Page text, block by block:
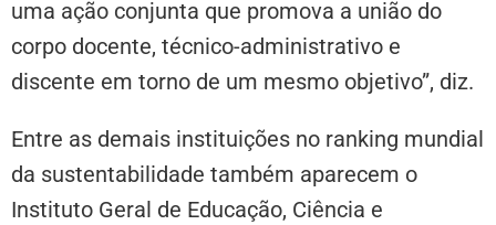
uma ação conjunta que promova a união do
corpo docente, técnico-administrativo e
discente em torno de um mesmo objetivo”, diz.
Entre as demais instituições no ranking mundial
da sustentabilidade também aparecem o
Instituto Geral de Educação, Ciência e